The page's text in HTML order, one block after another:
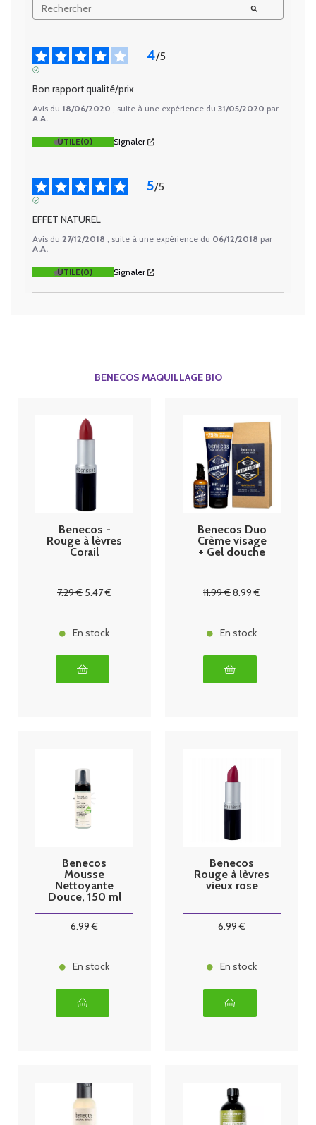
4/5
Bon rapport qualité/prix
Avis du 18/06/2020 , suite à une expérience du 31/05/2020 par
A.A.
UTILE(0) Signaler
5/5
EFFET NATUREL
Avis du 27/12/2018 , suite à une expérience du 06/12/2018 par
A.A.
UTILE(0) Signaler
BENECOS MAQUILLAGE BIO
Benecos -
Rouge à lèvres
Corail
7.29€ 5.47€
En stock
Benecos Duo
Crème visage
+ Gel douche
11.99€8.99 €
En stock
Benecos
Mousse
Nettoyante
Douce, 150 ml
6.99 €
En stock
Benecos
Rouge à lèvres
vieux rose
6.99 €
En stock